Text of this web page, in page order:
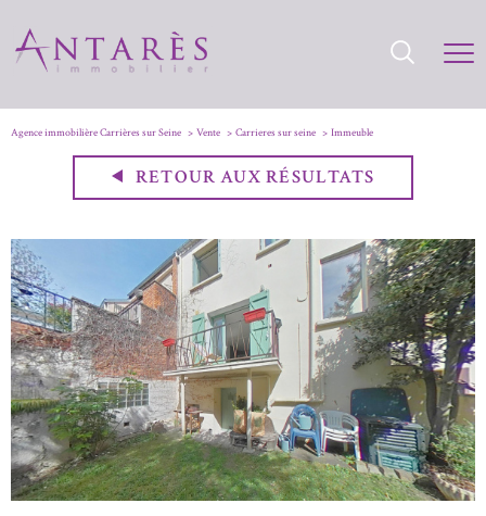
Agence immobilière Carrières sur Seine Vente Carrieres sur seine Immeuble
RETOUR AUX RÉSULTATS